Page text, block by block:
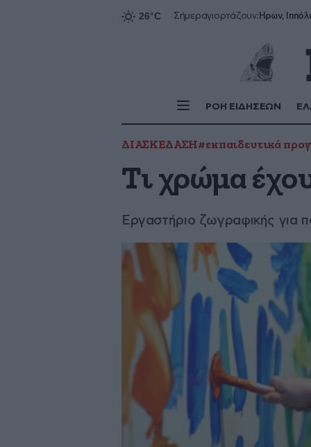
Σήμεραγιορτάζουν: Ήρων,
ΡΟΗ ΕΙΔΗΣΕΩΝ
ΔΙΑΣΚΕΔΑΣΗ#εκπαιδευτικά
Τι χρώμα
Εργαστήριο ζωγραφικής για